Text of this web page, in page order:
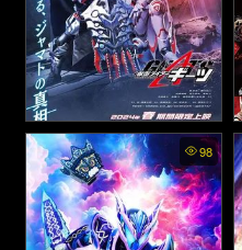
Kamen Rider Geats V-
CINEXT Jyamato Awaking -
มาสค์ไรเดอร์กีทส์: การตื่นขึ้น
ของจามาโตะ (2024)
98